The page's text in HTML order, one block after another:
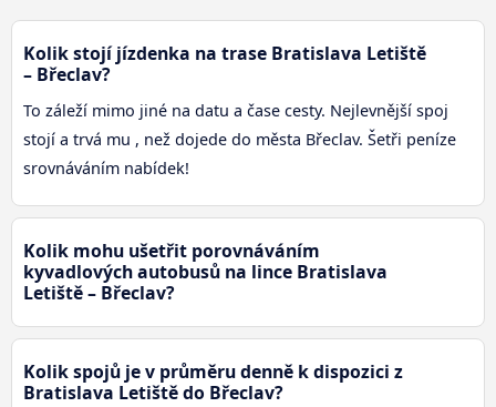
Kolik stojí jízdenka na trase Bratislava Letiště
– Břeclav?
To záleží mimo jiné na datu a čase cesty. Nejlevnější spoj
stojí a trvá mu , než dojede do města Břeclav. Šetři peníze
srovnáváním nabídek!
Kolik mohu ušetřit porovnáváním
kyvadlových autobusů na lince Bratislava
Letiště – Břeclav?
Kolik spojů je v průměru denně k dispozici z
Bratislava Letiště do Břeclav?